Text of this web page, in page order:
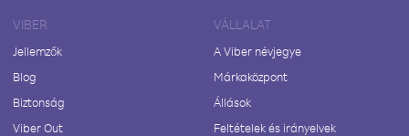
VIBER
Jellemzők
Blog
Biztonság
Viber Out
VÁLLALAT
A Viber névjegye
Márkaközpont
Állások
Feltételek és irányelvek